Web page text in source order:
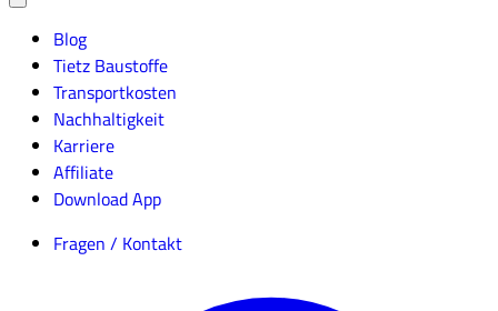
Blog
Tietz Baustoffe
Transportkosten
Nachhaltigkeit
Karriere
Affiliate
Download App
Fragen / Kontakt